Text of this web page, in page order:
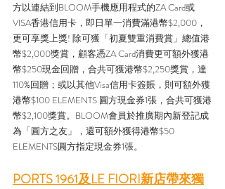
方以連結到BLOOM手機應用程式的ZA Card或
VISA香港信用卡，即日單一消費滿港幣$2,000，
更可享獎上獎! 除可獲「初夏雙重消費賞」總值港
幣$2,000獎賞，顧客憑ZA Card消費更可額外獲港
幣$250現金回贈，合共可獲港幣$2,250獎賞，達
110%回贈；或以其他Visa信用卡簽賬，則可額外獲
港幣$100 ELEMENTS 圓方現金券1張，合共可獲港
幣$2,100獎賞。BLOOM會員於推廣期內新登記成
為「圓方之友」，還可額外獲得港幣$50
ELEMENTS圓方指定現金券1張。
PORTS 1961及LE FIORI新店帶來獨